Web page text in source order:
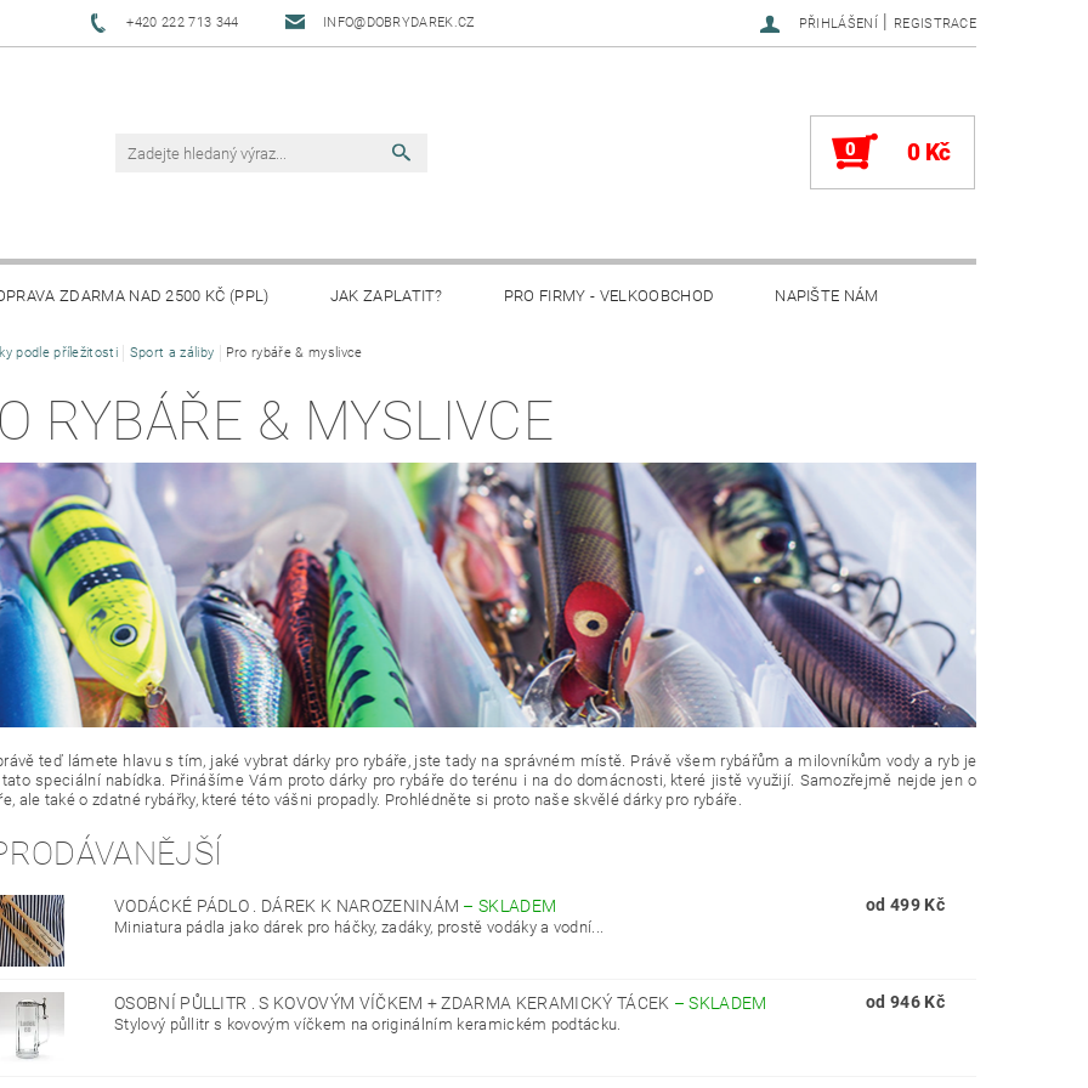
+420 222 713 344 INFO@DOBRYDAREK.CZ PŘIHLÁŠENÍ | REGISTRACE
0 0 Kč
ZDARMA NAD 2500 KČ (PPL) JAK ZAPLATIT? PRO FIRMY - VELKOOBCHOD NAPIŠTE NÁM
podle příležitosti Sport a záliby Pro rybáře & myslivce
RYBÁŘE & MYSLIVCE
teď lámete hlavu s tím, jaké vybrat dárky pro rybáře, jste tady na správném místě. Právě všem rybářům a milovníkům vody a ryb je
tato speciální nabídka. Přinášíme Vám proto dárky pro rybáře do terénu i na do domácnosti, které jistě využijí. Samozřejmě nejde jen o
ale také o zdatné rybářky, které této vášni propadly. Prohlédněte si proto naše skvělé dárky pro rybáře.
VODÁCKÉ PÁDLO . DÁREK K NAROZENINÁM –SKLADEM
Miniatura pádla jako dárek pro háčky, zadáky, prostě vodáky a vodní...
od 499 Kč
OSOBNÍ PŮLLITR . S KOVOVÝM VÍČKEM + ZDARMA KERAMICKÝ TÁCEK –SKLADEM
Stylový půllitr s kovovým víčkem na originálním keramickém podtácku.
od 946 Kč